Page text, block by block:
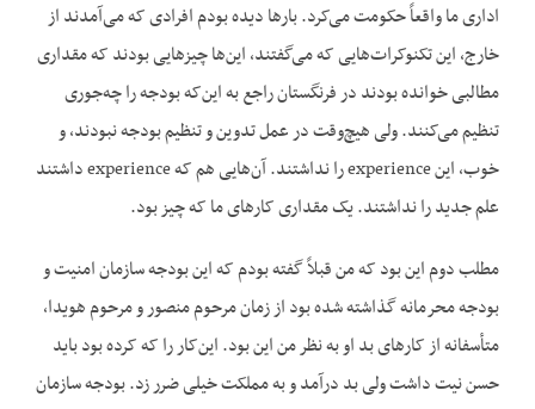
اداری ما واقعاً حکومت می‌کرد. بارها دیده بودم افرادی که می‌آمدند از
خارج، این تکنوکرات‌هایی که می‌گفتند، این‌ها چیزهایی بودند که مقداری
مطالبی خوانده بودند در فرنگستان راجع به این‌که بودجه را چه‌جوری
تنظیم می‌کنند. ولی هیچ‌وقت در عمل تدوین و تنظیم بودجه نبودند، و
خوب، این experience را نداشتند. آن‌هایی هم که experience داشتند
علم جدید را نداشتند. یک مقداری کارهای ما که چیز بود.
مطلب دوم این بود که من قبلاً گفته بودم که این بودجه سازمان امنیت و
بودجه محرمانه گذاشته شده بود از زمان مرحوم منصور و مرحوم هویدا،
متأسفانه از کارهای بد او به نظر من این بود. این‌کار را که کرده بود باید
حسن نیت داشت ولی بد درآمد و به مملکت خیلی ضرر زد. بودجه سازمان